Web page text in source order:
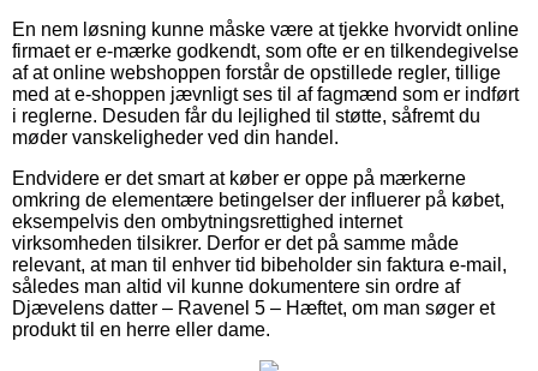
En nem løsning kunne måske være at tjekke hvorvidt online
firmaet er e-mærke godkendt, som ofte er en tilkendegivelse
af at online webshoppen forstår de opstillede regler, tillige
med at e-shoppen jævnligt ses til af fagmænd som er indført
i reglerne. Desuden får du lejlighed til støtte, såfremt du
møder vanskeligheder ved din handel.
Endvidere er det smart at køber er oppe på mærkerne
omkring de elementære betingelser der influerer på købet,
eksempelvis den ombytningsrettighed internet
virksomheden tilsikrer. Derfor er det på samme måde
relevant, at man til enhver tid bibeholder sin faktura e-mail,
således man altid vil kunne dokumentere sin ordre af
Djævelens datter – Ravenel 5 – Hæftet, om man søger et
produkt til en herre eller dame.